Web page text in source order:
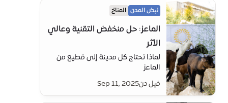
إكسبو دبي، نحن بالفعل نعيد كتابة
القواعد.
نبض المدن المناخ
الماعز: حل منخفض التقنية وعالي
الأثر
لماذا تحتاج كل مدينة إلى قطيع من
الماعز
فيل دنSep 11, 2025